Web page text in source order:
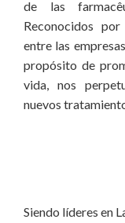
de las
Reconocidos
entre las
propósito de
vida, nos
nuevos
Siendo líderes en